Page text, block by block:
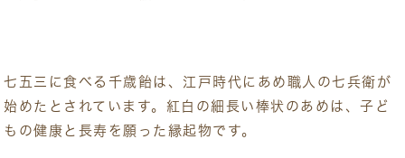
七五三に食べる千歳飴は、江戸時代にあめ職人の七兵衛が
始めたとされています。紅白の細長い棒状のあめは、子ど
もの健康と長寿を願った縁起物です。